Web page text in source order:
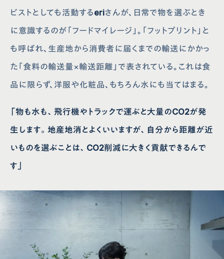
ビストとしても活動するeriさんが、日常で物を選ぶとき
に意識するのが「フードマイレージ」。「フットプリント」と
も呼ばれ、生産地から消費者に届くまでの輸送にかかっ
た「食料の輸送量×輸送距離」で表されている。これは食
品に限らず、洋服や化粧品、もちろん水にも当てはまる。
「物も水も、飛行機やトラックで運ぶと大量のCO2が発
生します。地産地消とよくいいますが、自分から距離が近
いものを選ぶことは、CO2削減に大きく貢献できるんで
す」